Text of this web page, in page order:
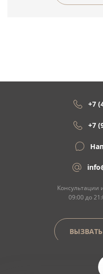
+7
+7
Консультации
09:00 до